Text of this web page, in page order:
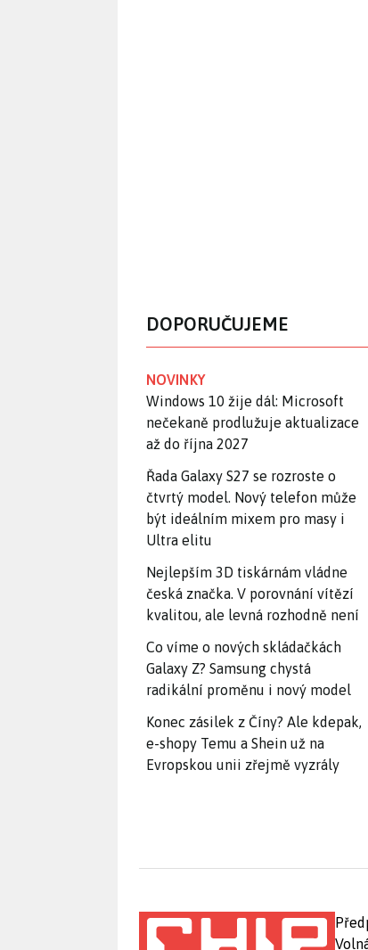
DOPORUČUJEME
NOVINKY
Windows 10 žije dál: Microsoft
nečekaně prodlužuje aktualizace
až do října 2027
Řada Galaxy S27 se rozroste o
čtvrtý model. Nový telefon může
být ideálním mixem pro masy i
Ultra elitu
Nejlepším 3D tiskárnám vládne
česká značka. V porovnání vítězí
kvalitou, ale levná rozhodně není
Co víme o nových skládačkách
Galaxy Z? Samsung chystá
radikální proměnu i nový model
Konec zásilek z Číny? Ale kdepak,
e-shopy Temu a Shein už na
Evropskou unii zřejmě vyzrály